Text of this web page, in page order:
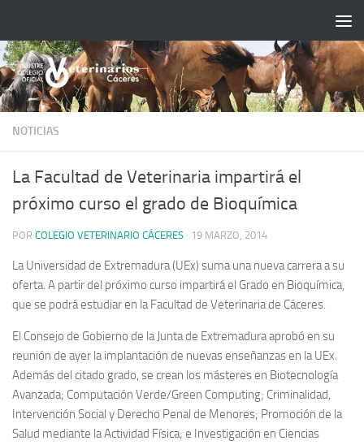
NOTICIAS
La Facultad de Veterinaria impartirá el
próximo curso el grado de Bioquímica
POR COLEGIO VETERINARIO CÁCERES · 19 MARZO, 2014
La Universidad de Extremadura (UEx) suma una nueva carrera a su
oferta. A partir del próximo curso impartirá el Grado en Bioquímica,
que se podrá estudiar en la Facultad de Veterinaria de Cáceres.
El Consejo de Gobierno de la Junta de Extremadura aprobó en su
reunión de ayer la implantación de nuevas enseñanzas en la UEx.
Además del citado grado, se crean los másteres en Biotecnología
Avanzada; Computación Verde/Green Computing; Criminalidad,
Intervención Social y Derecho Penal de Menores; Promoción de la
Salud mediante la Actividad Física; e Investigación en Ciencias